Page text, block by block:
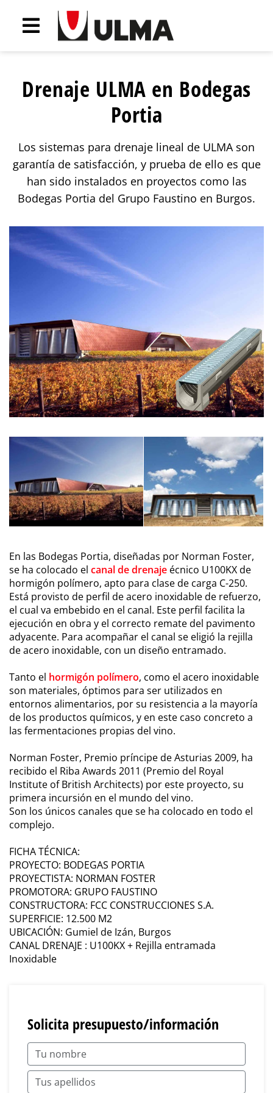
Drenaje ULMA en Bodegas
Portia
Los sistemas para drenaje lineal de ULMA son
garantía de satisfacción, y prueba de ello es que
han sido instalados en proyectos como las
Bodegas Portia del Grupo Faustino en Burgos.
En las Bodegas Portia, diseñadas por Norman Foster,
se ha colocado el canal de drenaje écnico U100KX de
hormigón polímero, apto para clase de carga C-250.
Está provisto de perfil de acero inoxidable de refuerzo,
el cual va embebido en el canal. Este perfil facilita la
ejecución en obra y el correcto remate del pavimento
adyacente. Para acompañar el canal se eligió la rejilla
de acero inoxidable, con un diseño entramado.
Tanto el hormigón polímero, como el acero inoxidable
son materiales, óptimos para ser utilizados en
entornos alimentarios, por su resistencia a la mayoría
de los productos químicos, y en este caso concreto a
las fermentaciones propias del vino.
Norman Foster, Premio príncipe de Asturias 2009, ha
recibido el Riba Awards 2011 (Premio del Royal
Institute of British Architects) por este proyecto, su
primera incursión en el mundo del vino.
Son los únicos canales que se ha colocado en todo el
complejo.
FICHA TÉCNICA:
PROYECTO: BODEGAS PORTIA
PROYECTISTA: NORMAN FOSTER
PROMOTORA: GRUPO FAUSTINO
CONSTRUCTORA: FCC CONSTRUCCIONES S.A.
SUPERFICIE: 12.500 M2
UBICACIÓN: Gumiel de Izán, Burgos
CANAL DRENAJE : U100KX + Rejilla entramada
Inoxidable
Solicita presupuesto/información